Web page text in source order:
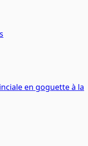
en goguette à la